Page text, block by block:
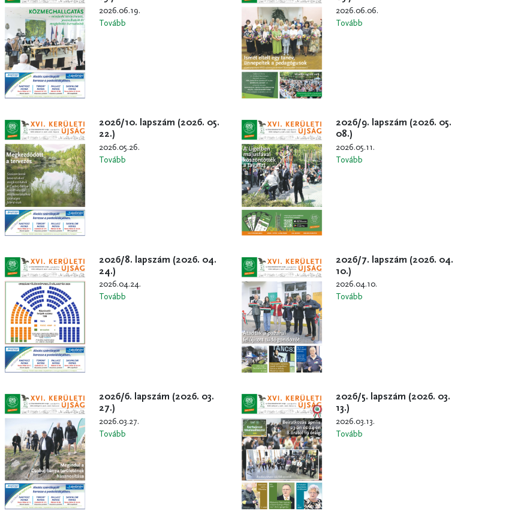
2026.06.19.
Tovább
2026.06.06.
Tovább
2026/10. lapszám (2026. 05.
22.)
2026.05.26.
Tovább
2026/9. lapszám (2026. 05.
08.)
2026.05.11.
Tovább
2026/8. lapszám (2026. 04.
24.)
2026.04.24.
Tovább
2026/7. lapszám (2026. 04.
10.)
2026.04.10.
Tovább
2026/6. lapszám (2026. 03.
27.)
2026.03.27.
Tovább
2026/5. lapszám (2026. 03.
13.)
2026.03.13.
Tovább